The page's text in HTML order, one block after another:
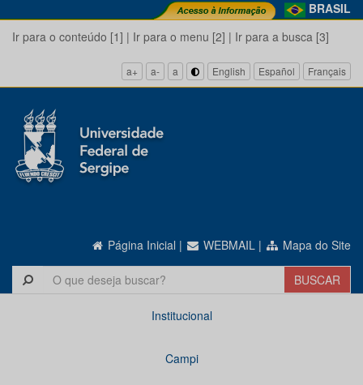
BRASIL
Ir para o conteúdo [1] | Ir para o menu [2] | Ir para a busca [3]
a+ a- a English Español Français
Página Inicial | WEBMAIL | Mapa do Site
Institucional
Campi